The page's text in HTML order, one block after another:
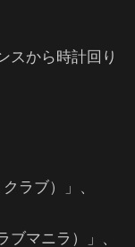
スから時計回り
ラブ）」、
マニラ）」、